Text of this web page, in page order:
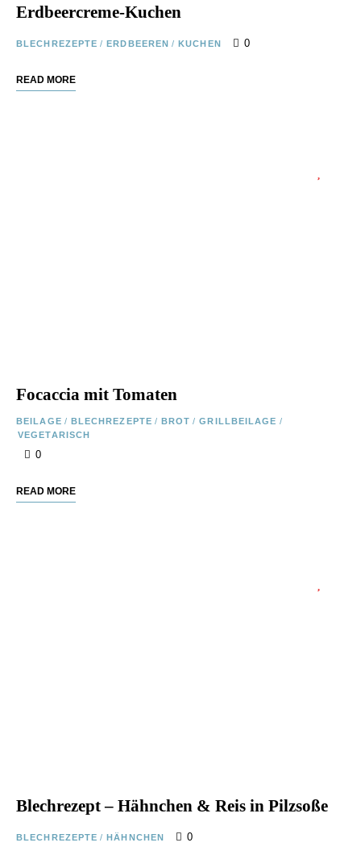
Erdbeercreme-Kuchen
BLECHREZEPTE / ERDBEEREN / KUCHEN 0
READ MORE
Focaccia mit Tomaten
BEILAGE / BLECHREZEPTE / BROT / GRILLBEILAGE /
VEGETARISCH
0
READ MORE
Blechrezept – Hähnchen & Reis in Pilzsoße
BLECHREZEPTE / HÄHNCHEN 0